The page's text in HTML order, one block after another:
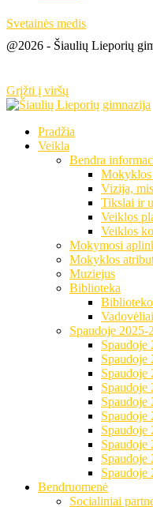
Svetainės medis
@2026 - Šiaulių Lieporių
Grįžti į viršų
Pradžia
Veikla
Bendra
Mokyklos
Vizija,
Tikslai ir
Veiklos
Veiklos
Mokymosi
Mokyklos
Muziejus
Biblioteka
Spaudoje 2025-
Spaudoje
Spaudoje
Spaudoje
Spaudoje
Spaudoje
Spaudoje
Spaudoje
Spaudoje
Spaudoje
Spaudoje
Bendruomenė
Socialiniai